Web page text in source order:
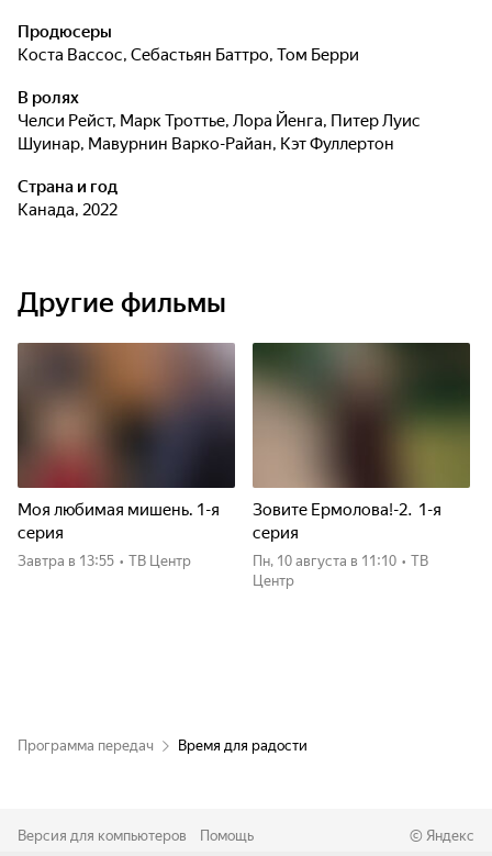
Продюсеры
Коста Вассос, Себастьян Баттро, Том Берри
В ролях
Челси Рейст, Марк Троттье, Лора Йенга, Питер Луис
Шуинар, Мавурнин Варко-Райан, Кэт Фуллертон
Страна и год
Канада, 2022
Другие фильмы
Моя любимая мишень. 1-я
серия
Завтра в 13:55 • ТВ Центр
Зовите Ермолова!-2. 1-я
серия
пн, 10 августа в 11:10 • ТВ
Центр
Программа передач Время для радости
Версия для компьютеров Помощь © Яндекс